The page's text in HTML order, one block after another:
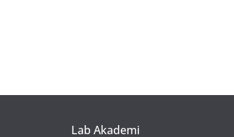
Lab Akademi